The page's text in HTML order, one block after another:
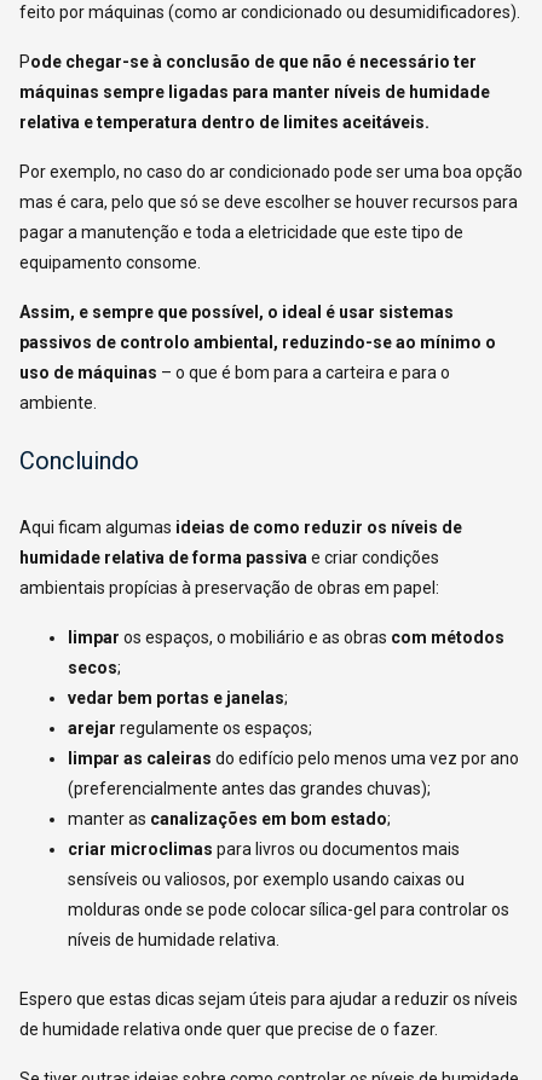
feito por máquinas (como ar condicionado ou desumidificadores).
Pode chegar-se à conclusão de que não é necessário ter
máquinas sempre ligadas para manter níveis de humidade
relativa e temperatura dentro de limites aceitáveis.
Por exemplo, no caso do ar condicionado pode ser uma boa opção
mas é cara, pelo que só se deve escolher se houver recursos para
pagar a manutenção e toda a eletricidade que este tipo de
equipamento consome.
Assim, e sempre que possível, o ideal é usar sistemas
passivos de controlo ambiental, reduzindo-se ao mínimo o
uso de máquinas – o que é bom para a carteira e para o
ambiente.
Concluindo
Aqui ficam algumas ideias de como reduzir os níveis de
humidade relativa de forma passiva e criar condições
ambientais propícias à preservação de obras em papel:
limpar os espaços, o mobiliário e as obras com métodos
secos;
vedar bem portas e janelas;
arejar regulamente os espaços;
limpar as caleiras do edifício pelo menos uma vez por ano
(preferencialmente antes das grandes chuvas);
manter as canalizações em bom estado;
criar microclimas para livros ou documentos mais
sensíveis ou valiosos, por exemplo usando caixas ou
molduras onde se pode colocar sílica-gel para controlar os
níveis de humidade relativa.
Espero que estas dicas sejam úteis para ajudar a reduzir os níveis
de humidade relativa onde quer que precise de o fazer.